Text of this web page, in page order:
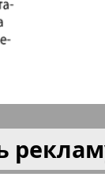
М-City
Мост-